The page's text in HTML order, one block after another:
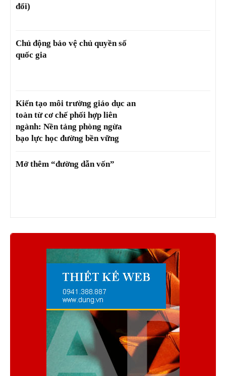
đổi)
Chủ động bảo vệ chủ quyền số
quốc gia
Kiến tạo môi trường giáo dục an
toàn từ cơ chế phối hợp liên
ngành: Nền tảng phòng ngừa
bạo lực học đường bền vững
Mở thêm “đường dẫn vốn”